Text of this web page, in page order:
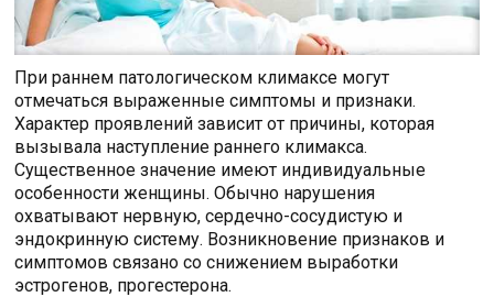
При раннем патологическом климаксе могут
отмечаться выраженные симптомы и признаки.
Характер проявлений зависит от причины, которая
вызывала наступление раннего климакса.
Существенное значение имеют индивидуальные
особенности женщины. Обычно нарушения
охватывают нервную, сердечно-сосудистую и
эндокринную систему. Возникновение признаков и
симптомов связано со снижением выработки
эстрогенов, прогестерона.